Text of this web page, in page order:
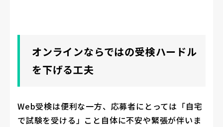
オンラインならではの受検ハードル
を下げる工夫
Web受検は便利な一方、応募者にとっては「自宅
で試験を受ける」こと自体に不安や緊張が伴いま